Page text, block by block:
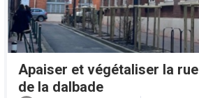
Apaiser et végétaliser la rue
de la dalbade